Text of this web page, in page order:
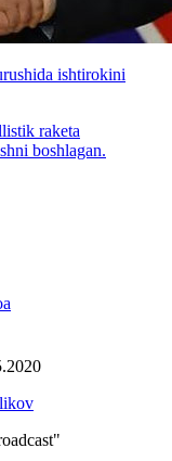
ishtirokini
raketa
boshlagan.